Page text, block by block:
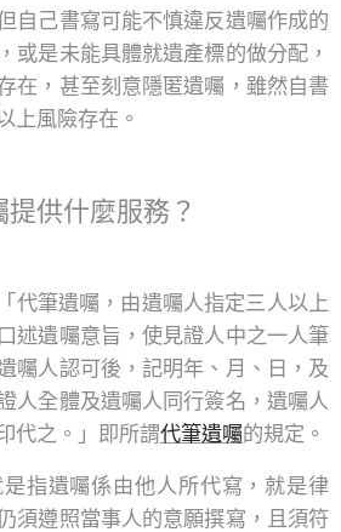
自己書寫可能不慎違反遺囑作成的
或是未能具體就遺產標的做分配，
在，甚至刻意隱匿遺囑，雖然自書
上風險存在。
供什麼服務？
代筆遺囑，由遺囑人指定三人以上
述遺囑意旨，使見證人中之一人筆
囑人認可後，記明年、月、日，及
人全體及遺囑人同行簽名，遺囑人
代之。」即所謂代筆遺囑的規定。
指遺囑係由他人所代寫，就是律
須遵照當事人的意願撰寫，且須符